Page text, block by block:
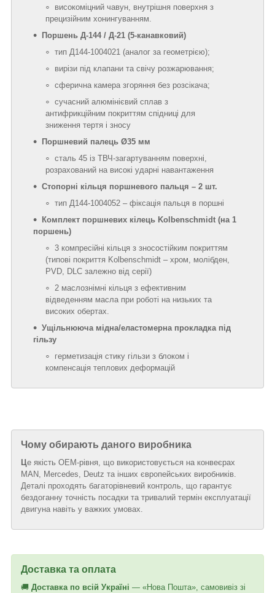
високоміцний чавун, внутрішня поверхня з
прецизійним хонингуванням.
Поршень Д‑144 / Д‑21 (5‑канавковий)
тип Д144‑1004021 (аналог за геометрією);
вирізи під клапани та свічу розжарювання;
сферична камера згоряння без розсікача;
сучасний алюмінієвий сплав з
антифрикційним покриттям спідниці для
зниження тертя і зносу
Поршневий палець Ø35 мм
сталь 45 із ТВЧ‑загартуванням поверхні,
розрахований на високі ударні навантаження
Стопорні кільця поршневого пальця – 2 шт.
тип Д144‑1004052 – фіксація пальця в поршні
Комплект поршневих кілець Kolbenschmidt (на 1
поршень)
3 компресійні кільця з зносостійким покриттям
(типові покриття Kolbenschmidt – хром, молібден,
PVD, DLC залежно від серії)
2 маслознімні кільця з ефективним
відведенням масла при роботі на низьких та
високих обертах.
Ущільнююча мідна/еластомерна прокладка під
гільзу
герметизація стику гільзи з блоком і
компенсація теплових деформацій
Чому обирають даного виробника
Це якість OEM-рівня, що використовується на конвеєрах
MAN, Mercedes, Deutz та інших європейських виробників.
Деталі проходять багаторівневий контроль, що гарантує
бездоганну точність посадки та тривалий термін експлуатації
двигуна навіть у важких умовах.
Доставка та оплата
🚚 Доставка по всій Україні — «Нова Пошта», самовивіз зі